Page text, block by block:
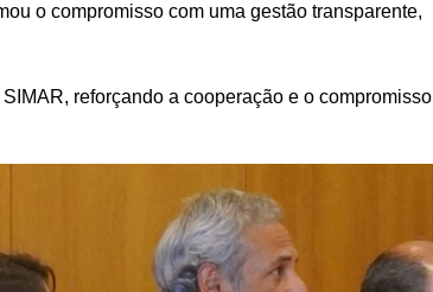
o compromisso com uma gestão transparente,
reforçando a cooperação e o compromisso